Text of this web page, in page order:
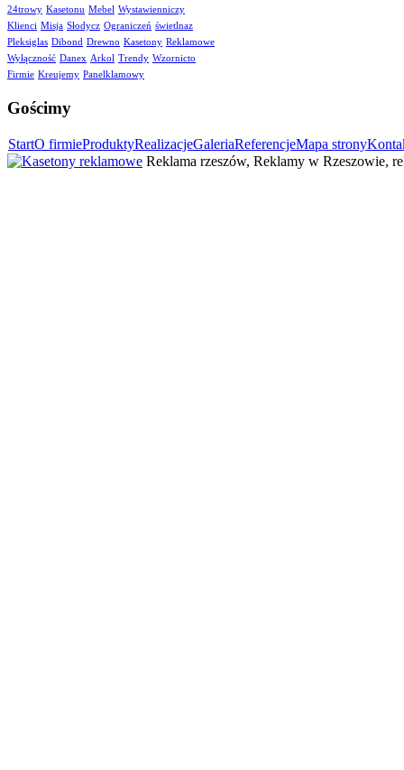
24trowy Kasetonu Mebel Wystawienniczy
Klienci Misja Słodycz Ograniczeń świetlnaz
Pleksiglas Dibond Drewno Kasetony Reklamowe
Wyłączność Danex Arkol Trendy Wzornicto
Firmie Kreujemy Panelklamowy
Gościmy
StartO firmieProduktyRealizacjeGaleriaReferencjeMapa strony
Reklama rzeszów, Reklamy w Rzeszowie,